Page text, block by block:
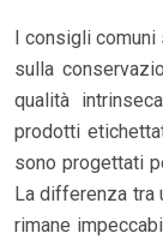
I consigli comuni
sulla
qualità
prodotti
sono progettati
La differenza tra
rimane